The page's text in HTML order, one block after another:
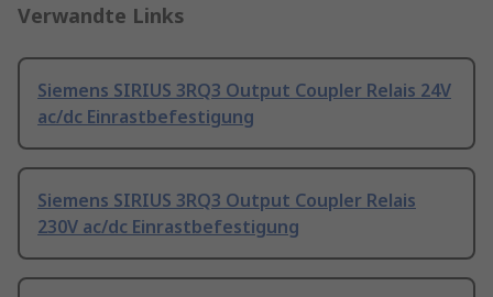
Verwandte Links
Siemens SIRIUS 3RQ3 Output Coupler Relais 24V
ac/dc Einrastbefestigung
Siemens SIRIUS 3RQ3 Output Coupler Relais
230V ac/dc Einrastbefestigung